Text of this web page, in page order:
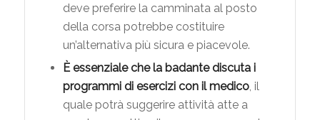
deve preferire la camminata al posto
della corsa potrebbe costituire
un’alternativa più sicura e piacevole.
È essenziale che la badante discuta i
programmi di esercizi con il medico, il
quale potrà suggerire attività atte a